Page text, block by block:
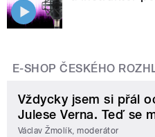
E-SHOP ČESKÉHO
Vždycky jsem si přál
Julese Verna. Teď se
Václav Žmolík, moderátor